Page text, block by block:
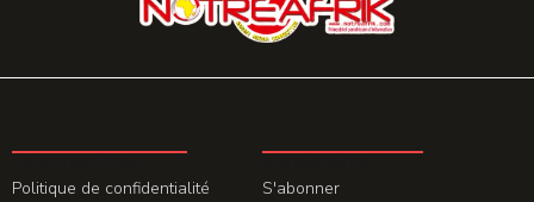
Politique de confidentialité
S'abonner